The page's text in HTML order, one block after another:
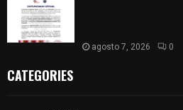
agosto 7, 2026 0
CATEGORIES